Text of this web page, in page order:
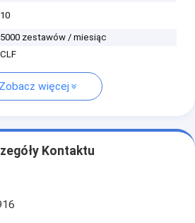
10
5000 zestawów / miesiąc
CLF
Zobacz więcej
Kontaktu